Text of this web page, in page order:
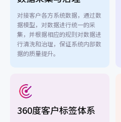
对接客户各方系统数据，通过数
据模型，对数据进行统一的采
集，并根据相应的规则对数据进
行清洗和治理，保证系统内部数
据的质量提升。
360度客户标签体系